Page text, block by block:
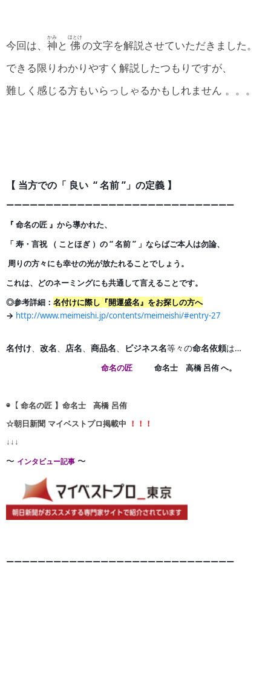
今回は、 神
かみ
と 佛
ほとけ
の文字を解説させていただきました。
できる限りわかりやすく解説したつもりですが、
難しく感じる方もいらっしゃるかもしれません 。。。
【 当方での「 良い “ 名前 ”」の定義 】
ーーーーーーーーーーーーーーーーーーーーーーーーーーーーー
『 命名の匠 』から導かれた、
「 寿・言祝 （ ことほぎ ）の“ 名前 ” 」ならばご本人は勿論、
周りの方々にも幸せの光が放たれることでしょう。
これは、どのネーミングにも共通して言えることです。
◎参考詳細： 名付けに際し『開運盛名』をお探しの方へ
→ http://www.meimeishi.jp/contents/meimeishi/#entry-27
名付け 改名 店名 商品名 ビジネス名等々の命名依頼は…
命名の匠 命名士 高橋 呂侑 へ。
◉【 命名の匠 】命名士 高橋 呂侑
☆朝日新聞 マイベストプロ掲載中
！！！
↓↓↓
〜 インタビュー記事 〜
ーーーーーーーーーーーーーーーーーーーーーーーーーーーーー